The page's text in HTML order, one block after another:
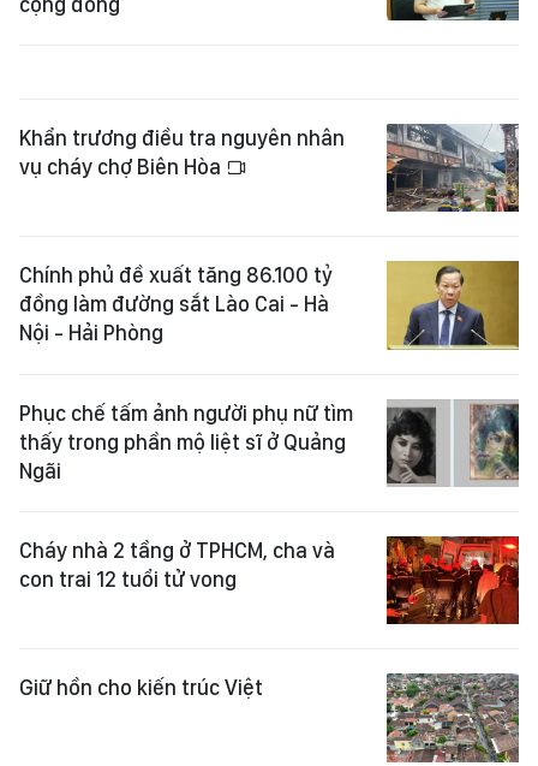
Khẩn trương điều tra nguyên nhân
vụ cháy chợ Biên Hòa
Chính phủ đề xuất tăng 86.100 tỷ
đồng làm đường sắt Lào Cai - Hà
Nội - Hải Phòng
Phục chế tấm ảnh người phụ nữ tìm
thấy trong phần mộ liệt sĩ ở Quảng
Ngãi
Cháy nhà 2 tầng ở TPHCM, cha và
con trai 12 tuổi tử vong
Giữ hồn cho kiến trúc Việt